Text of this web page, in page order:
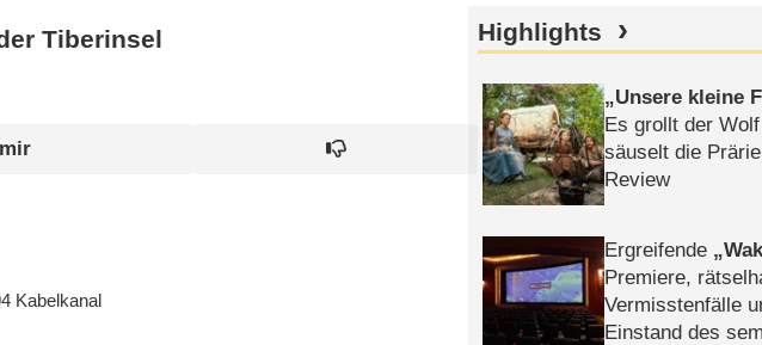
Tiberinsel
Kabelkanal
Highlights
Unsere kleine
Es grollt der
säuselt die
Review
Ergreifende
Premiere,
Vermisstenfälle
Einstand des